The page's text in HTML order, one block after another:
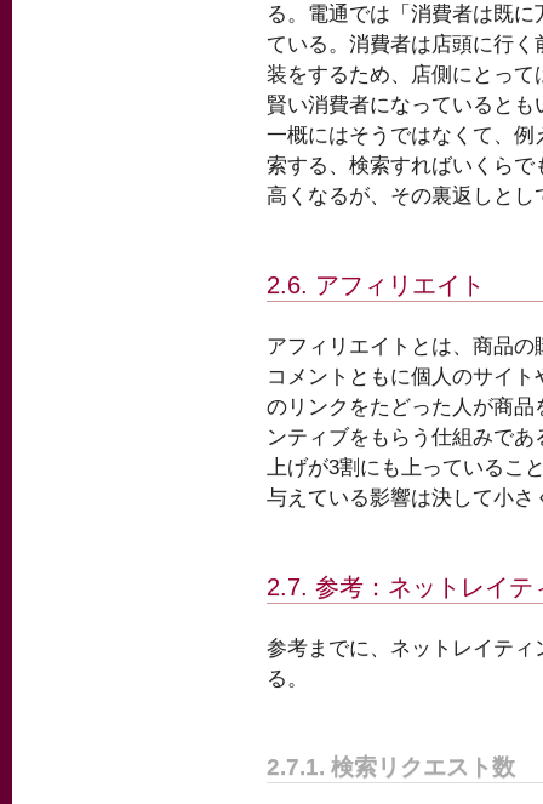
る。電通では「消費者は既
ている。消費者は店頭に行
装をするため、店側にとっ
賢い消費者になっていると
一概にはそうではなくて、
索する、検索すればいくら
高くなるが、その裏返しと
2.6. アフィリエイト
アフィリエイトとは、商品
コメントともに個人のサイ
のリンクをたどった人が商
ンティブをもらう仕組みで
上げが3割にも上っているこ
与えている影響は決して小さ
2.7. 参考：ネットレイ
参考までに、ネットレイテ
る。
2.7.1. 検索リクエスト数